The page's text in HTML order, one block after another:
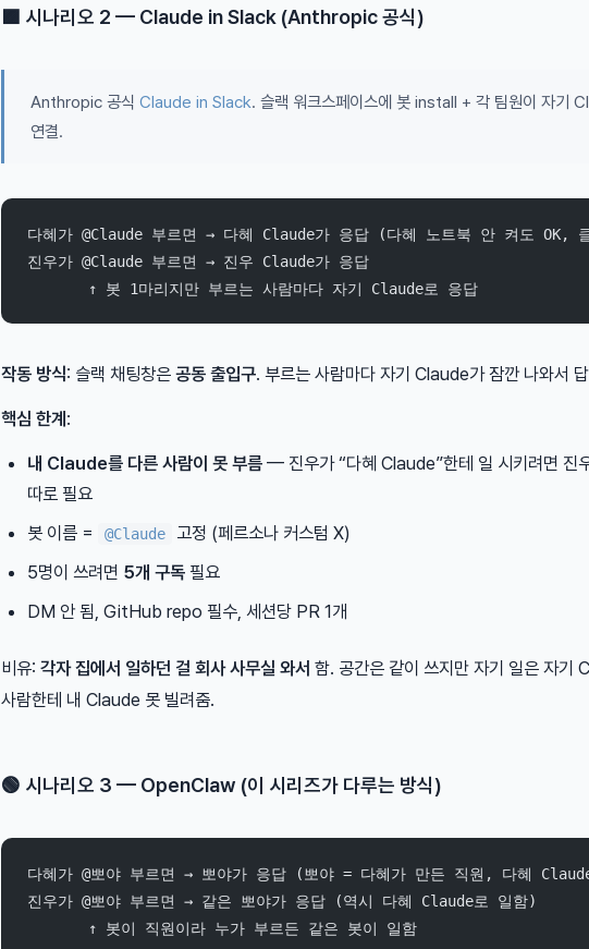
🟪 시나리오 2 — Claude in Slack (Anthropic 공식)
Anthropic 공식 Claude in Slack. 슬랙 워크스페이스에 봇 install + 각 팀원이 자기
연결.
다혜가 @Claude 부르면 → 다혜 Claude가 응답 (다혜 노트북 안 켜도 OK,
진우가 @Claude 부르면 → 진우 Claude가 응답
       ↑ 봇 1마리지만 부르는 사람마다 자기 Claude로 응답
작동 방식: 슬랙 채팅창은 공동 출입구. 부르는 사람마다 자기 Claude가 잠깐 나와서
핵심 한계 :
내 Claude를 다른 사람이 못 부름 — 진우가 “다혜 Claude”한테 일 시키려면 진
따로 필요
봇 이름 =
@Claude
고정 (페르소나 커스텀 X)
5명이 쓰려면 5개 구독 필요
DM 안 됨, GitHub repo 필수, 세션당 PR 1개
비유: 각자 집에서 일하던 걸 회사 사무실 와서 함. 공간은 같이 쓰지만 자기 일은 자기
사람한테 내 Claude 못 빌려줌.
🟢 시나리오 3 — OpenClaw (이 시리즈가 다루는 방식)
다혜가 @뽀야 부르면 → 뽀야가 응답 (뽀야 = 다혜가 만든 직원, 다혜
진우가 @뽀야 부르면 → 같은 뽀야가 응답 (역시 다혜 Claude로 일함)
       ↑ 봇이 직원이라 누가 부르든 같은 봇이 일함